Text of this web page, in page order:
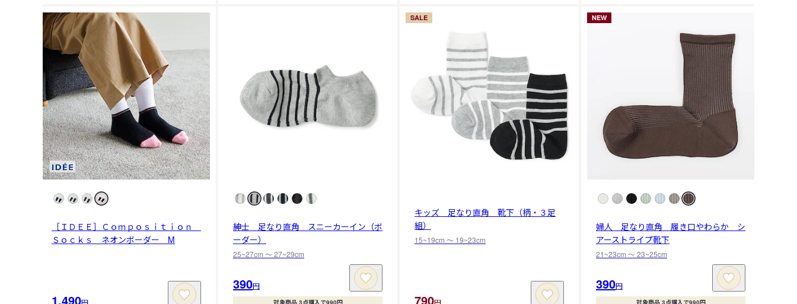
［ＩＤＥＥ］Ｃｏｍｐｏｓｉｔｉｏｎ
Ｓｏｃｋｓ ネオンボーダー M
1,490
紳士 足なり直角 スニーカーイン（ボ
ーダー）
25~27cm 〜 27~29cm
390円
キッズ 足なり直角 靴下（柄・３足
組）
15~19cm 〜 19~23cm
SALE
790
婦人 足なり直角 履き口やわらか シ
アーストライプ靴下
21~23cm 〜 23~25cm
NEW
390円